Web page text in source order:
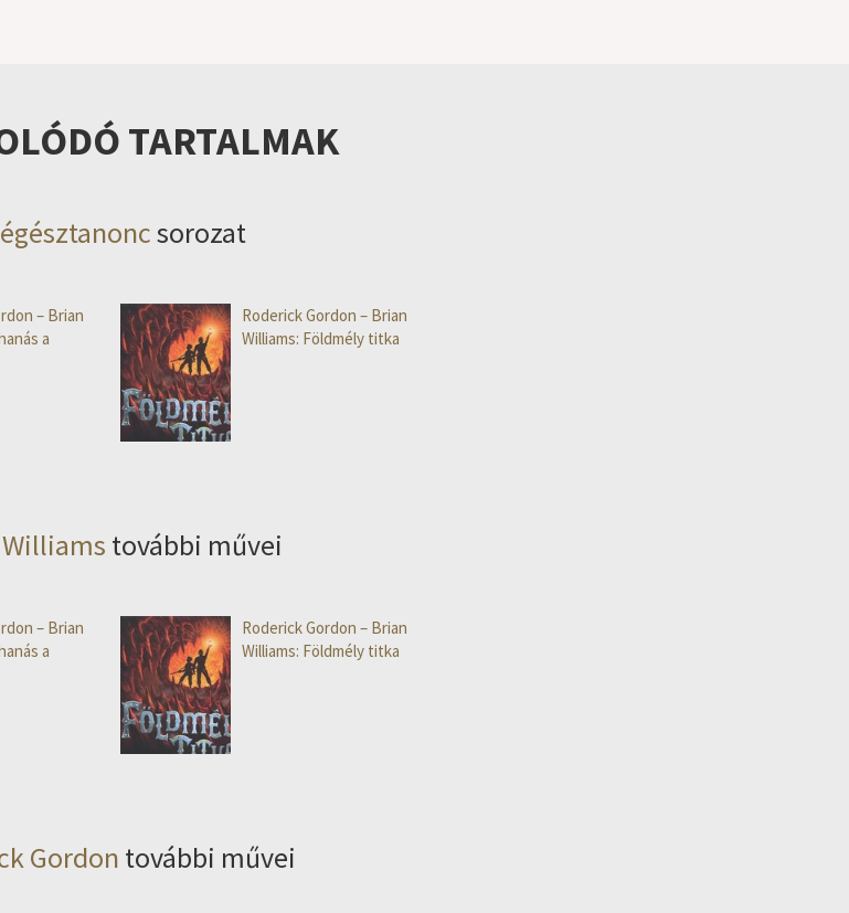
TARTALMAK
sorozat
– Brian
a
Roderick Gordon – Brian
Williams: Földmély titka
további művei
– Brian
a
Roderick Gordon – Brian
Williams: Földmély titka
Gordon további művei